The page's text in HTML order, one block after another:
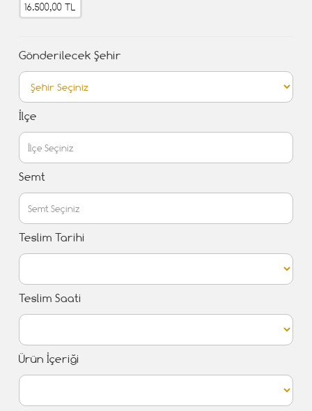
16.500,00 TL
Gönderilecek Şehir
İlçe
Semt
Teslim Tarihi
Teslim Saati
Ürün İçeriği